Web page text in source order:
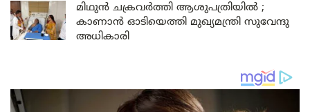
മിഥുൻ ചക്രവർത്തി ആശുപത്രിയിൽ ;
കാണാൻ ഓടിയെത്തി മുഖ്യമന്ത്രി സുവേന്ദു
അധികാരി